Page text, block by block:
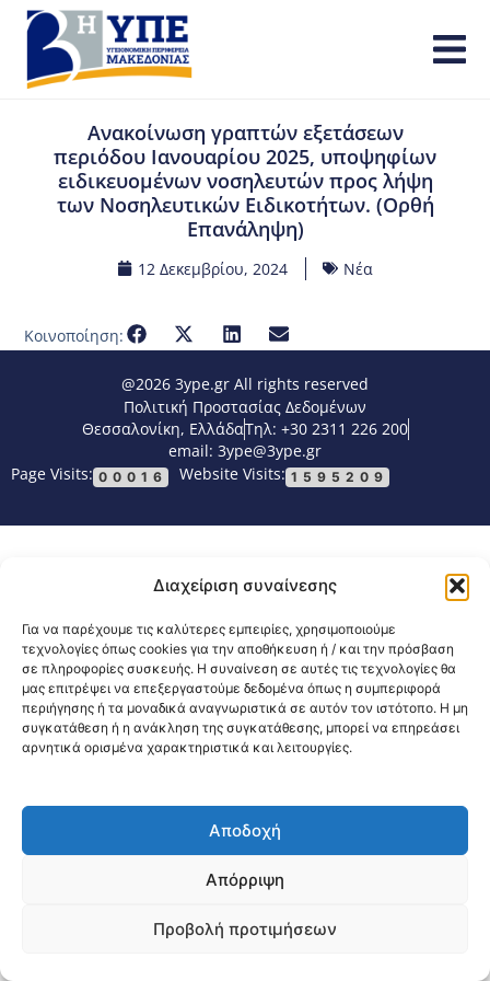
Διαχείριση συναίνεσης
Για να παρέχουμε τις καλύτερες εμπειρίες, χρησιμοποιούμε
τεχνολογίες όπως cookies για την αποθήκευση ή / και την πρόσβαση
σε πληροφορίες συσκευής. Η συναίνεση σε αυτές τις τεχνολογίες θα
μας επιτρέψει να επεξεργαστούμε δεδομένα όπως η συμπεριφορά
περιήγησης ή τα μοναδικά αναγνωριστικά σε αυτόν τον ιστότοπο. Η μη
συγκατάθεση ή η ανάκληση της συγκατάθεσης, μπορεί να επηρεάσει
αρνητικά ορισμένα χαρακτηριστικά και λειτουργίες.
Αποδοχή
Απόρριψη
Προβολή προτιμήσεων
Ανακοίνωση γραπτών εξετάσεων
περιόδου Ιανουαρίου 2025, υποψηφίων
ειδικευομένων νοσηλευτών προς λήψη
των Νοσηλευτικών Ειδικοτήτων. (Ορθή
Επανάληψη)
12 Δεκεμβρίου, 2024 Νέα
Κοινοποίηση:
@2026 3ype.gr All rights reserved
Πολιτική Προστασίας Δεδομένων
Θεσσαλονίκη, ΕλλάδαΤηλ: +30 2311 226 200
email: 3ype@3ype.gr
Page Visits: 00016 Website Visits: 1595209